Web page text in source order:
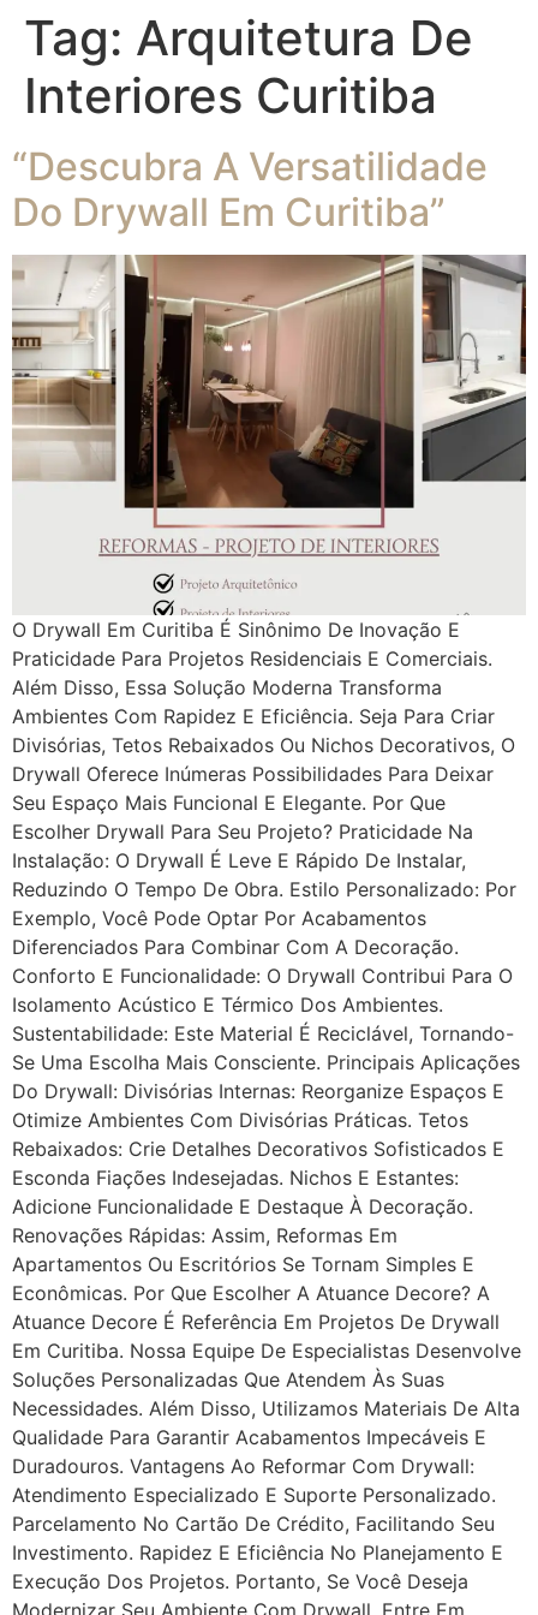
Tag: Arquitetura De
Interiores Curitiba
“Descubra A Versatilidade
Do Drywall Em Curitiba”
O Drywall Em Curitiba É Sinônimo De Inovação E
Praticidade Para Projetos Residenciais E Comerciais.
Além Disso, Essa Solução Moderna Transforma
Ambientes Com Rapidez E Eficiência. Seja Para Criar
Divisórias, Tetos Rebaixados Ou Nichos Decorativos, O
Drywall Oferece Inúmeras Possibilidades Para Deixar
Seu Espaço Mais Funcional E Elegante. Por Que
Escolher Drywall Para Seu Projeto? Praticidade Na
Instalação: O Drywall É Leve E Rápido De Instalar,
Reduzindo O Tempo De Obra. Estilo Personalizado: Por
Exemplo, Você Pode Optar Por Acabamentos
Diferenciados Para Combinar Com A Decoração.
Conforto E Funcionalidade: O Drywall Contribui Para O
Isolamento Acústico E Térmico Dos Ambientes.
Sustentabilidade: Este Material É Reciclável, Tornando-
Se Uma Escolha Mais Consciente. Principais Aplicações
Do Drywall: Divisórias Internas: Reorganize Espaços E
Otimize Ambientes Com Divisórias Práticas. Tetos
Rebaixados: Crie Detalhes Decorativos Sofisticados E
Esconda Fiações Indesejadas. Nichos E Estantes:
Adicione Funcionalidade E Destaque À Decoração.
Renovações Rápidas: Assim, Reformas Em
Apartamentos Ou Escritórios Se Tornam Simples E
Econômicas. Por Que Escolher A Atuance Decore? A
Atuance Decore É Referência Em Projetos De Drywall
Em Curitiba. Nossa Equipe De Especialistas Desenvolve
Soluções Personalizadas Que Atendem Às Suas
Necessidades. Além Disso, Utilizamos Materiais De Alta
Qualidade Para Garantir Acabamentos Impecáveis E
Duradouros. Vantagens Ao Reformar Com Drywall:
Atendimento Especializado E Suporte Personalizado.
Parcelamento No Cartão De Crédito, Facilitando Seu
Investimento. Rapidez E Eficiência No Planejamento E
Execução Dos Projetos. Portanto, Se Você Deseja
Modernizar Seu Ambiente Com Drywall, Entre Em